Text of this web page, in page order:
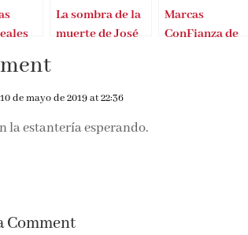
La sombra de la
muerte de José
Marcas
ConFianza de
de mayo de 2019 at 22:36
la estantería esperando.
Comment